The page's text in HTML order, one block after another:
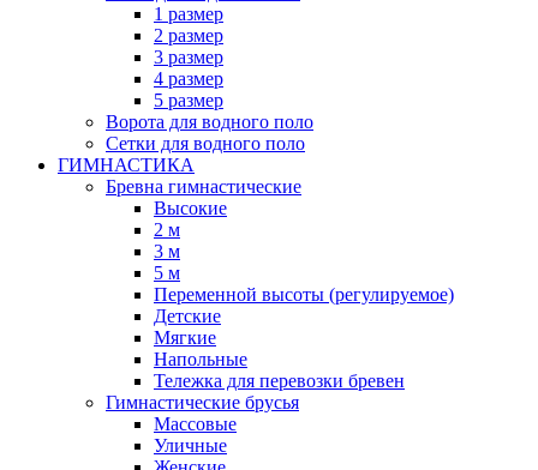
1 размер
2 размер
3 размер
4 размер
5 размер
Ворота для водного поло
Сетки для водного поло
ГИМНАСТИКА
Бревна гимнастические
Высокие
2 м
3 м
5 м
Переменной высоты (регулируемое)
Детские
Мягкие
Напольные
Тележка для перевозки бревен
Гимнастические брусья
Массовые
Уличные